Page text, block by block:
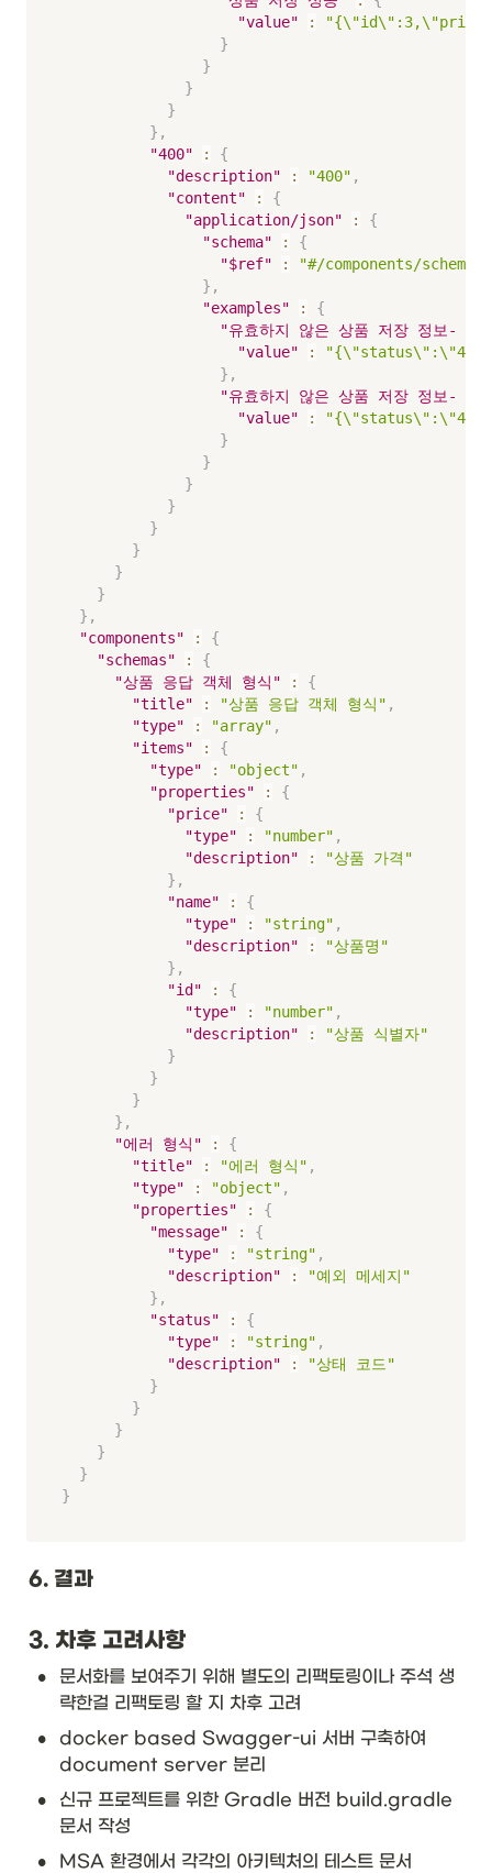
"value"
:
}
}
}
}
} ,
"400"
:
{
"description"
: "400" ,
"content"
:
{
"application/json"
:
{
"schema"
:
{
"$ref"
:
"#/components/
} ,
"examples"
:
{
"유효하지 않은 상품 저장 정보- 상
"value"
:
"{\"status\":\"400
} ,
"유효하지 않은 상품 저장 정보- 상
"value"
:
"{\"status\":\"400
}
}
}
}
}
}
}
}
} ,
"components"
:
{
"schemas"
:
{
"상품 응답 객체 형식"
:
{
"title"
: "상품 응답 객체 형식" ,
"type"
: "array" ,
"items"
:
{
"type"
: "object" ,
"properties"
:
{
"price"
:
{
"type"
: "number" ,
"description"
:
"상품 가격"
} ,
"name"
:
{
"type"
: "string" ,
"description"
:
"상품명"
} ,
"id"
:
{
"type"
: "number" ,
"description"
:
"상품 식별자"
}
}
}
} ,
"에러 형식"
:
{
"title"
: "에러 형식" ,
"type"
: "object" ,
"properties"
:
{
"message"
:
{
"type"
: "string" ,
"description"
:
"예외 메세지"
} ,
"status"
:
{
"type"
: "string" ,
"description"
:
"상태 코드"
}
}
}
}
}
}
6. 결과
3. 차후 고려사항
•
문서화를 보여주기 위해 별도의 리팩토링이나 주석 생
략한걸 리팩토링 할 지 차후 고려
•
docker based Swagger-ui 서버 구축하여
document server 분리
•
신규 프로젝트를 위한 Gradle 버전 build.gradle
문서 작성
•
MSA 환경에서 각각의 아키텍처의 테스트 문서